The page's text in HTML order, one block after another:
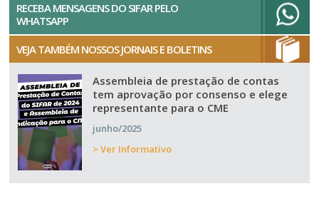
RECEBA MENSAGENS DO SIFAR PELO
WHATSAPP
VEJA TAMBÉM NOSSOS JORNAIS E BOLETINS
Assembleia de prestação de contas
tem aprovação por consenso e elege
representante para o CME
junho/2025
> Ver Informativo